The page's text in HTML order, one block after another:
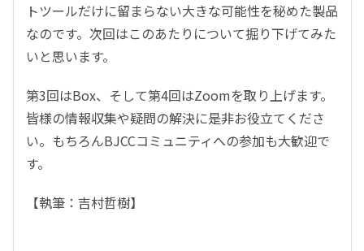
トツールだけに留まらない大きな可能性を秘めた製品
なのです。次回はこのあたりについて掘り下げてみた
いと思います。
第3回はBox、そして第4回はZoomを取り上げます。
皆様の情報収集や疑問の解決に是非お役立てくださ
い。もちろんBJCCコミュニティへの参加も大歓迎で
す。
【執筆：吉村哲樹】